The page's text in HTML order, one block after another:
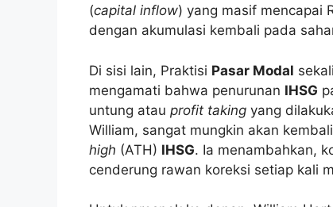
(capital inflow) yang masif mencapai
dengan akumulasi kembali pada
Di sisi lain, Praktisi Pasar Modal
mengamati bahwa penurunan IHSG
untung atau profit taking yang
William, sangat mungkin akan
high (ATH) IHSG. Ia menambahkan,
cenderung rawan koreksi setiap kali